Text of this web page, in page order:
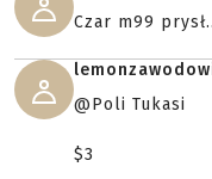
Czar m99
@Poli Tukasi
$3